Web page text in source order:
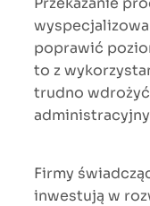
poprawić
to z
trudno wdrożyć
Firmy
inwestują w